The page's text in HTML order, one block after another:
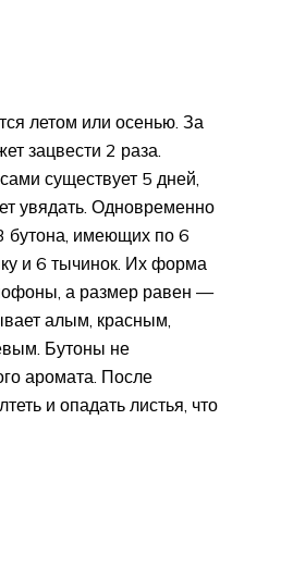
летом или осенью. За
зацвести 2 раза.
существует 5 дней,
увядать. Одновременно
бутона, имеющих по 6
и 6 тычинок. Их форма
а размер равен —
алым, красным,
Бутоны не
аромата. После
и опадать листья, что